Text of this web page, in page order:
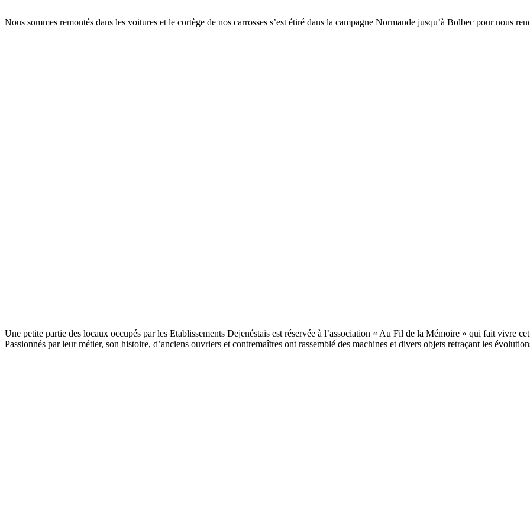
Nous sommes remontés dans les voitures et le cortège de nos carrosses s’est étiré dans la campagne Normande jusqu’à Bolbec pour nous
Une petite partie des locaux occupés par les Etablissements Dejenéstais est réservée à l’association « Au Fil de la Mémoire » qui fait vivre
Passionnés par leur métier, son histoire, d’anciens ouvriers et contremaîtres ont rassemblé des machines et divers objets retraçant les